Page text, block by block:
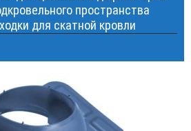
пространства
для скатной кровли